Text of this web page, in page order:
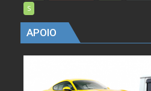
S
APOIO